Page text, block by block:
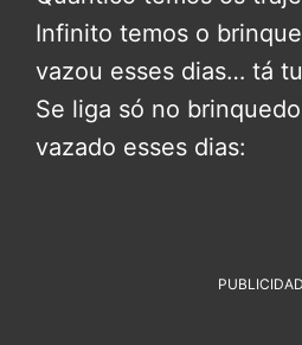
Infinito temos o
vazou esses dias… tá
Se liga só no
vazado esses dias: